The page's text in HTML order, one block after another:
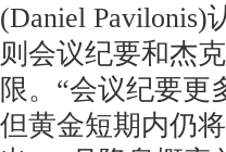
(Daniel
则会议纪要和杰
限。“会议纪要更
但黄金短期内仍